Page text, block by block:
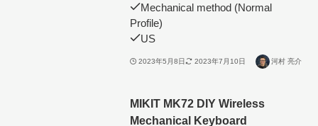
Mechanical method (Normal
Profile)
US
2023年5月8日 2023年7月10日 河村 亮介
MIKIT MK72 DIY Wireless
Mechanical Keyboard